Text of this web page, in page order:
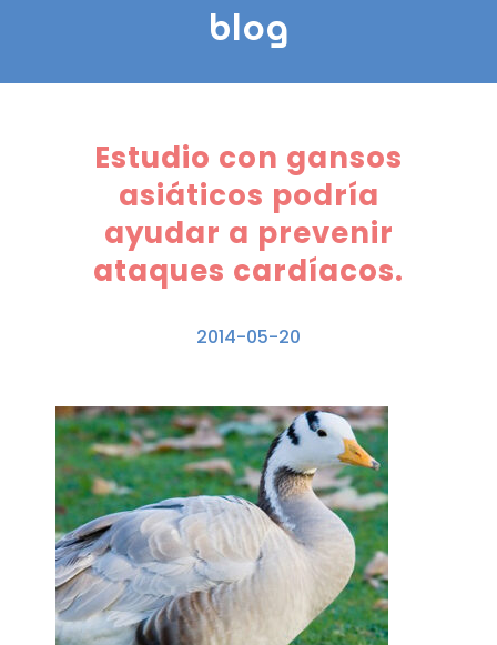
blog
Estudio con gansos
asiáticos podría
ayudar a prevenir
ataques cardíacos.
2014-05-20